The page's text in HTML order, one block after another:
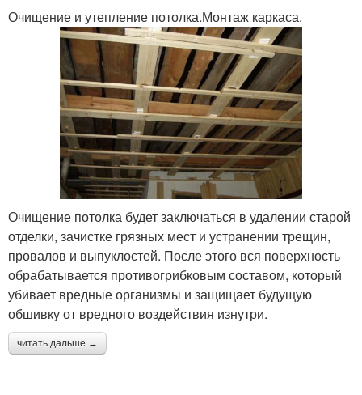
Очищение и утепление потолка.Монтаж каркаса.
Очищение потолка будет заключаться в удалении старой
отделки, зачистке грязных мест и устранении трещин,
провалов и выпуклостей. После этого вся поверхность
обрабатывается противогрибковым составом, который
убивает вредные организмы и защищает будущую
обшивку от вредного воздействия изнутри.
читать дальше →